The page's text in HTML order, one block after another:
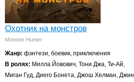
Охотник на монстров
Monster Hunter
Жанр: фэнтези, боевик, приключения
В ролях: Милла Йовович, Тони Джа, Ти-Ай,
Миган Гуд, Диего Бонета, Джош Хелман, Джин